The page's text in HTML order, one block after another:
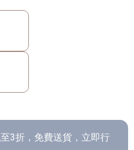
3折，免費送貨，立即行